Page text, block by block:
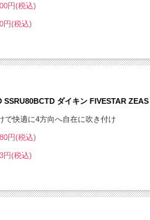
円(税込)
円(税込)
SSRU80BCTD ダイキン FIVESTAR
で快適に4方向へ自在に吹き付け
円(税込)
円(税込)